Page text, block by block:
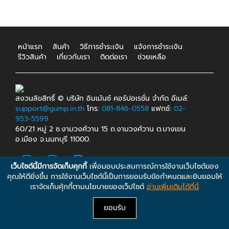
หน้าแรก สินค้า วิธีการชำระเงิน
แจ้งการชำระเงิน
รีวิวสินค้า
เกี่ยวกับเรา ติดต่อเรา ช่วยเหลือ
สงวนลิขสิทธิ์ © บริษัท อิมเม้นซ์ คอร์ปอเรชั่น จำกัด อีเมล์:
support@gump.in.th โทร: 081-846-0558 แฟกซ์: 02-
953-5599
60/21 หมู่ 2 ซ.งามวงศ์วาน 15 ถ.งามวงศ์วาน ต.บางเขน
อ.เมือง จ.นนทบุรี 11000.
เว็บไซต์นี้มีการจัดเก็บคุกกี้เพื่อมอบประสบการณ์การใช้งานเว็บไซต์ของ
คุณให้ดียิ่งขึ้น การใช้งานเว็บไซต์นี้เป็นการยอมรับข้อกำหนดและยินยอมให้
เราจัดเก็บคุ้กกี้ตามนโยบายของเว็ปไซต์ อ่านเพิ่มเติมได้ที่นี่
ยอมรับ